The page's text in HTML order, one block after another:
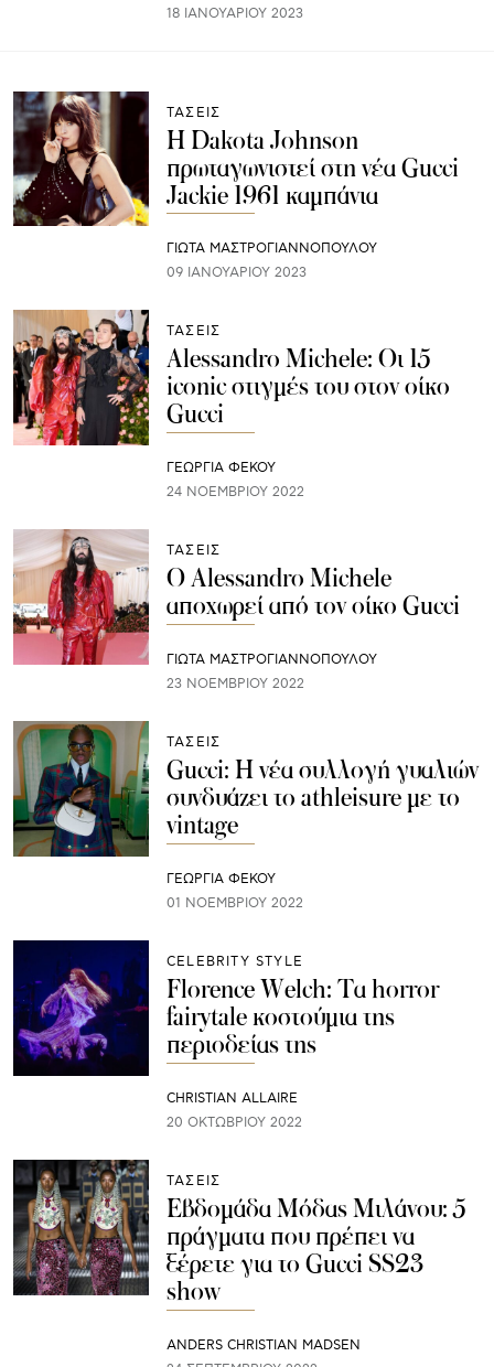
18 ΙΑΝΟΥΑΡΊΟΥ 2023
ΤΑΣΕΙΣ
Η Dakota Johnson
πρωταγωνιστεί στη νέα Gucci
Jackie 1961 καμπάνια
ΓΙΩΤΑ ΜΑΣΤΡΟΓΙΑΝΝΟΠΟΥΛΟΥ
09 ΙΑΝΟΥΑΡΊΟΥ 2023
ΤΑΣΕΙΣ
Alessandro Michele: Οι 15
iconic στιγμές του στον οίκο
Gucci
ΓΕΩΡΓΙΑ ΦΕΚΟΥ
24 ΝΟΕΜΒΡΊΟΥ 2022
ΤΑΣΕΙΣ
O Alessandro Michele
αποχωρεί από τον οίκο Gucci
ΓΙΩΤΑ ΜΑΣΤΡΟΓΙΑΝΝΟΠΟΥΛΟΥ
23 ΝΟΕΜΒΡΊΟΥ 2022
ΤΑΣΕΙΣ
Gucci: Η νέα συλλογή γυαλιών
συνδυάζει το athleisure με το
vintage
ΓΕΩΡΓΙΑ ΦΕΚΟΥ
01 ΝΟΕΜΒΡΊΟΥ 2022
CELEBRITY STYLE
Florence Welch: Τα horror
fairytale κοστούμια της
περιοδείας της
CHRISTIAN ALLAIRE
20 ΟΚΤΩΒΡΊΟΥ 2022
ΤΑΣΕΙΣ
Εβδομάδα Μόδας Μιλάνου: 5
πράγματα που πρέπει να
ξέρετε για τo Gucci SS23
show
ANDERS CHRISTIAN MADSEN